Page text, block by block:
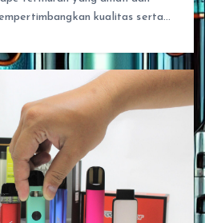
kualitas serta…